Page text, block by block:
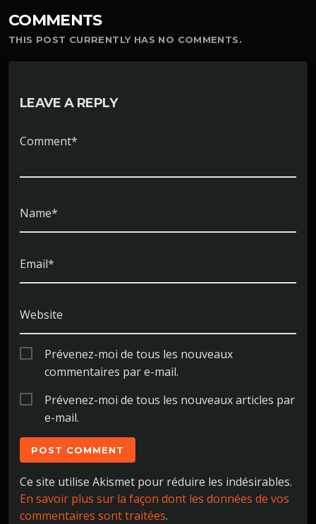
COMMENTS
THIS POST CURRENTLY HAS NO COMMENTS.
LEAVE A REPLY
Comment*
Name*
Email*
Website
Prévenez-moi de tous les nouveaux
commentaires par e-mail.
Prévenez-moi de tous les nouveaux articles par
e-mail.
Ce site utilise Akismet pour réduire les indésirables.
En savoir plus sur la façon dont les données de vos
commentaires sont traitées.